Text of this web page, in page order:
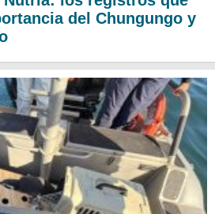
del Chungungo y